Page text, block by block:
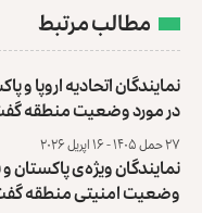
مطالب مرتبط
نمایندگان‌ اتحادیه اروپا و
در مورد وضعیت منطقه
۲۷ حمل ۱۴۰۵ - ۱۶ اپریل ۲۰۲۶
نمایندگان ویژه‌ی پاکستان و
وضعیت امنیتی منطقه